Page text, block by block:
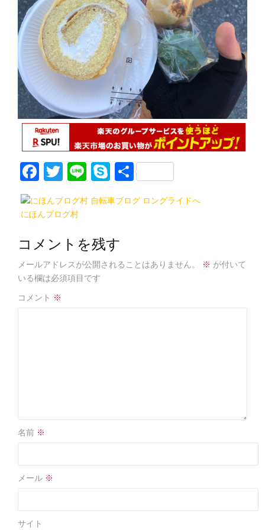
F
a
c
b
o
o
k
T
w
itt
Li
n
e
S
k
y
e
共
有
にほんブログ村
コメントを残す
メールアドレスが公開されることはありません。 ※ が付いて
いる欄は必須項目です
コメント ※
名前 ※
メール ※
サイト